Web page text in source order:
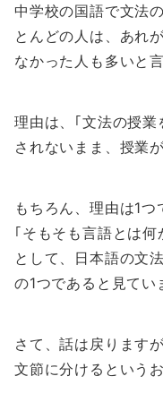
中学校の国語で文法
とんどの人は、あれ
なかった人も多いと言
理由は、｢文法の授
されないまま、授業
もちろん、理由は1つ
｢そもそも言語とは
として、日本語の文
の1つであると見てい
さて、話は戻ります
文節に分けるという